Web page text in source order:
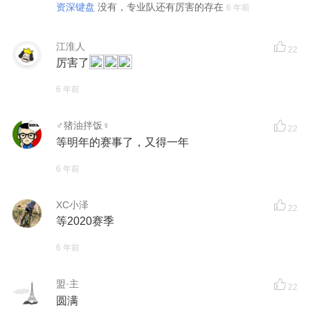
资深键盘 没有，专业队还有厉害的存在 6 年前
江淮人 22
厉害了
6 年前
♂猪油拌饭♀ 22
等明年的赛事了，又得一年
6 年前
XC小泽 22
等2020赛季
6 年前
盟·主 22
圆满